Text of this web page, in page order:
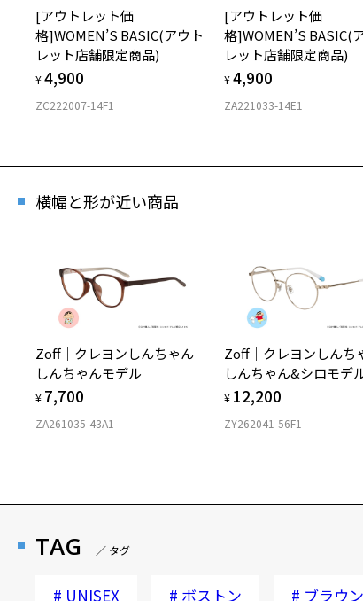
[アウトレット価
格]WOMEN’S BASIC(アウト
レット店舗限定商品)
¥4,900
ZC222007-14F1
[アウトレット価
格]WOMEN’S BASIC(
レット店舗限定商品)
¥4,900
ZA221033-14E1
横幅と形が近い商品
Zoff｜クレヨンしんちゃん
しんちゃんモデル
¥ 7,700
ZA261035-43A1
Zoff｜クレヨンしんち
しんちゃん&シロモデ
¥ 12,200
ZY262041-56F1
TAG ／ タグ
# UNISEX # ボストン # ブラウ